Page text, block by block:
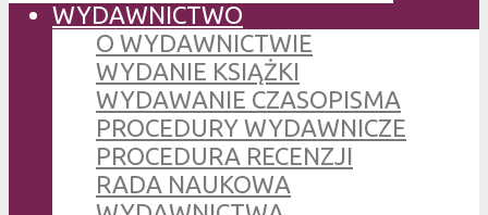
WYDAWNICTWO
O WYDAWNICTWIE
WYDANIE KSIĄŻKI
WYDAWANIE CZASOPISMA
PROCEDURY WYDAWNICZE
PROCEDURA RECENZJI
RADA NAUKOWA